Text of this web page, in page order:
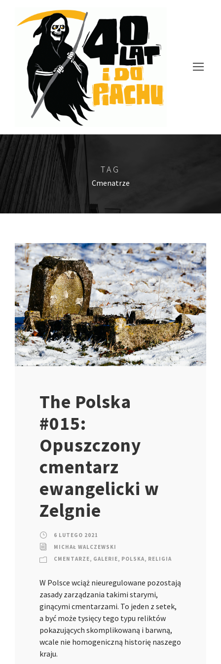
TAG
Cmenatrze
The Polska
#015:
Opuszczony
cmentarz
ewangelicki w
Zelgnie
6 LUTEGO 2021
MICHAŁ WALCZEWSKI
CMENTARZE, GALERIE, POLSKA, RELIGIA
W Polsce wciąż nieuregulowane pozostają
zasady zarządzania takimi starymi,
ginącymi cmentarzami. To jeden z setek,
a być może tysięcy tego typu reliktów
pokazujących skomplikowaną i barwną,
wcale nie homogeniczną historię naszego
kraju.